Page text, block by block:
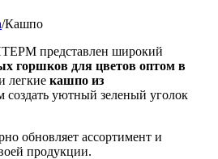
/Кашпо
представлен широкий
горшков для цветов оптом в
легкие кашпо из
создать уютный зеленый уголок
обновляет ассортимент и
продукции.